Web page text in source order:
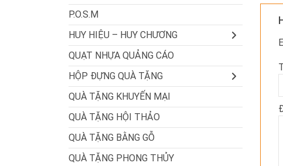
P.O.S.M
HUY HIỆU – HUY CHƯƠNG
QUẠT NHỰA QUẢNG CÁO
HỘP ĐỰNG QUÀ TẶNG
QUÀ TẶNG KHUYẾN MẠI
QUÀ TẶNG HỘI THẢO
QUÀ TẶNG BẰNG GỖ
QUÀ TẶNG PHONG THỦY